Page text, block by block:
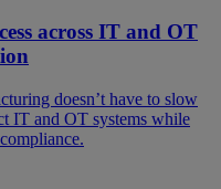
across IT and OT
doesn’t have to slow
IT and OT systems while